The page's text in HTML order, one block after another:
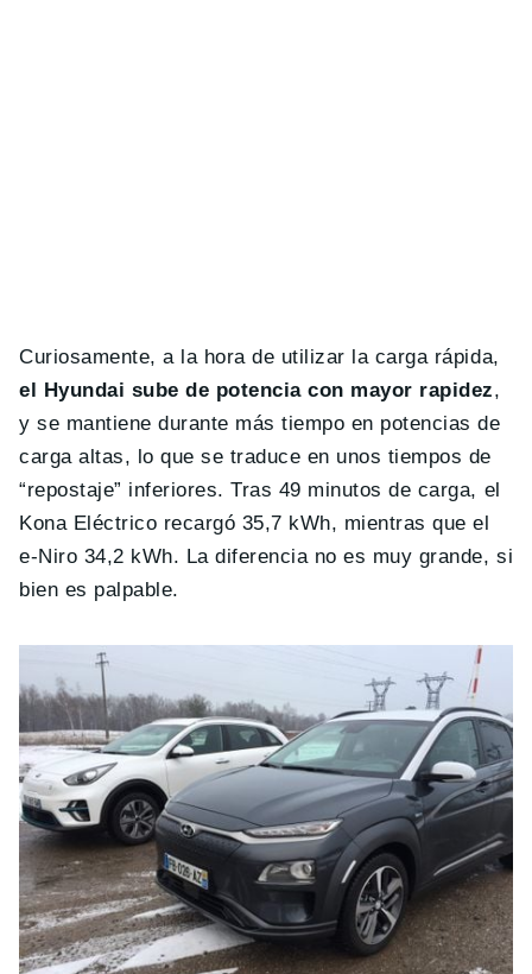
Curiosamente, a la hora de utilizar la carga rápida,
el Hyundai sube de potencia con mayor rapidez,
y se mantiene durante más tiempo en potencias de
carga altas, lo que se traduce en unos tiempos de
“repostaje” inferiores. Tras 49 minutos de carga, el
Kona Eléctrico recargó 35,7 kWh, mientras que el
e-Niro 34,2 kWh. La diferencia no es muy grande, si
bien es palpable.